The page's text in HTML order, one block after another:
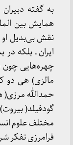
به گفته
همایش بین
نقش بی‌بدیل او
ایران ـ بلکه
چهره‌هایی چون
مالزی) هی دو
حمدالله مرزی(
گودفیلد(
مختلف علوم
فرامرزی تفکر